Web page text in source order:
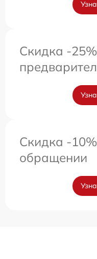
Скидка -
Скидка -
обращении